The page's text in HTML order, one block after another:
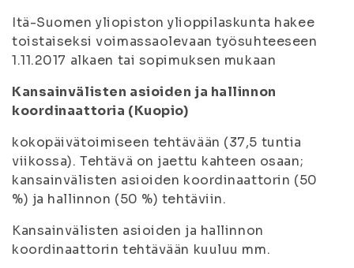
Itä-Suomen yliopiston ylioppilaskunta hakee
toistaiseksi voimassaolevaan työsuhteeseen
1.11.2017 alkaen tai sopimuksen mukaan
Kansainvälisten asioiden ja hallinnon
koordinaattoria (Kuopio)
kokopäivätoimiseen tehtävään (37,5 tuntia
viikossa). Tehtävä on jaettu kahteen osaan;
kansainvälisten asioiden koordinaattorin (50
%) ja hallinnon (50 %) tehtäviin.
Kansainvälisten asioiden ja hallinnon
koordinaattorin tehtävään kuuluu mm.